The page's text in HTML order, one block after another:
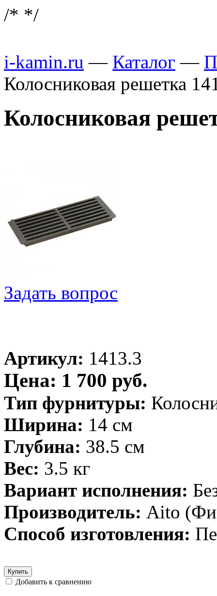
/* */
i-kamin.ru — Каталог —
Колосниковая решетка
Колосниковая
Задать вопрос
Артикул: 1413.3
Цена: 1 700 руб.
Тип фурнитуры:
Ширина: 14 см
Глубина: 38.5 см
Вес: 3.5 кг
Вариант исполнения:
Производитель: Aito
Способ изготовления:
Купить
Добавить к сравнению